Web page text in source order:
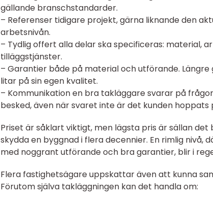
gällande branschstandarder.
– Referenser tidigare projekt, gärna liknande den
arbetsnivån.
– Tydlig offert alla delar ska specificeras: material,
tilläggstjänster.
– Garantier både på material och utförande.
litar på sin egen kvalitet.
– Kommunikation en bra takläggare svarar på
besked, även när svaret inte är det kunden hoppats
Priset är såklart viktigt, men lägsta pris är sällan
skydda en byggnad i flera decennier. En rimlig nivå,
med noggrant utförande och bra garantier, blir i
Flera fastighetsägare uppskattar även att kunna
Förutom själva takläggningen kan det handla om: